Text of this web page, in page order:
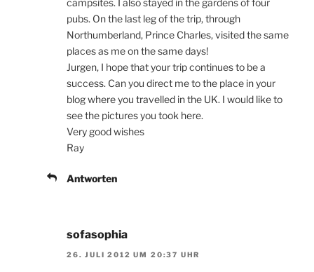
campsites. I also stayed in the gardens of four
pubs. On the last leg of the trip, through
Northumberland, Prince Charles, visited the same
places as me on the same days!
Jurgen, I hope that your trip continues to be a
success. Can you direct me to the place in your
blog where you travelled in the UK. I would like to
see the pictures you took here.
Very good wishes
Ray
Antworten
sofasophia
26. JULI 2012 UM 20:37 UHR